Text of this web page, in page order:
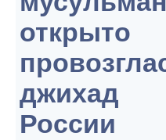
открыто
джихад
России